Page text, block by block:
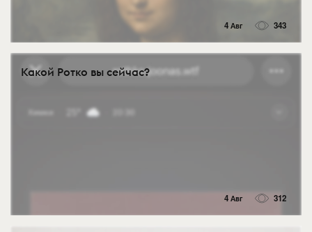
4 Авг 343
Какой Ротко вы сейчас?
4 Авг 312